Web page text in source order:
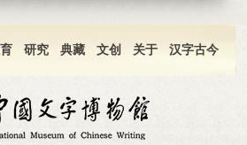
研究 典藏 文创 关于 汉字古今